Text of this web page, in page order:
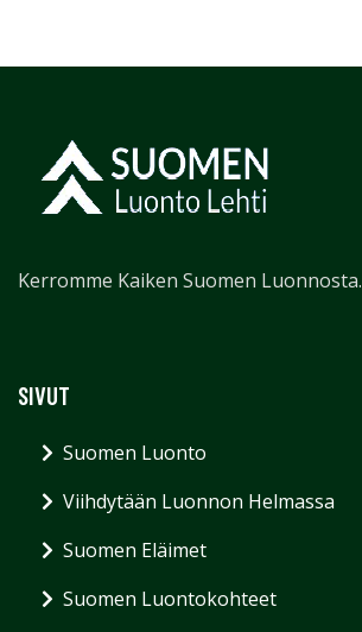
Kerromme Kaiken Suomen Luonnosta.
SIVUT
Suomen Luonto
Viihdytään Luonnon Helmassa
Suomen Eläimet
Suomen Luontokohteet